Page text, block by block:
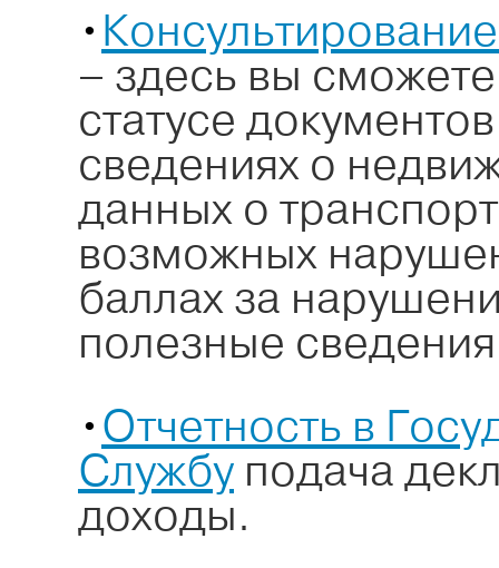
•
– здесь вы
статусе
сведениях о
данных о
возможных
баллах за
полезные
•Отчетность в
Службу подача
доходы.